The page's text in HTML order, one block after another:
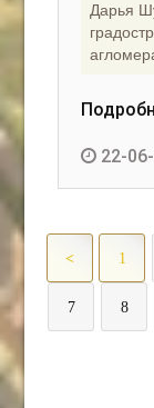
Дарья
22-
< 1
7 8